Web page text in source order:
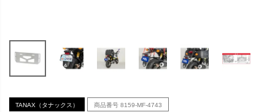
TANAX（タナックス） 商品番号 8159-MF-4743